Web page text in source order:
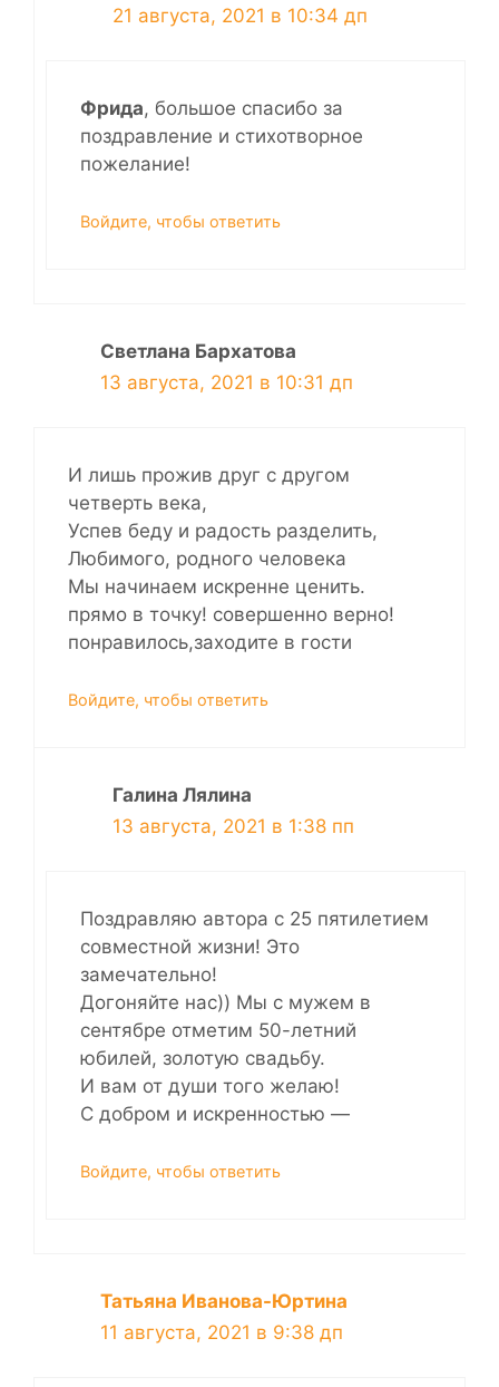
21 августа, 2021 в 10:34 дп
Фрида, большое спасибо за
поздравление и стихотворное
пожелание!
Войдите, чтобы ответить
Светлана Бархатова
13 августа, 2021 в 10:31 дп
И лишь прожив друг с другом
четверть века,
Успев беду и радость разделить,
Любимого, родного человека
Мы начинаем искренне ценить.
прямо в точку! совершенно верно!
понравилось,заходите в гости
Войдите, чтобы ответить
Галина Лялина
13 августа, 2021 в 1:38 пп
Поздравляю автора с 25 пятилетием
совместной жизни! Это
замечательно!
Догоняйте нас)) Мы с мужем в
сентябре отметим 50-летний
юбилей, золотую свадьбу.
И вам от души того желаю!
С добром и искренностью —
Войдите, чтобы ответить
Татьяна Иванова-Юртина
11 августа, 2021 в 9:38 дп